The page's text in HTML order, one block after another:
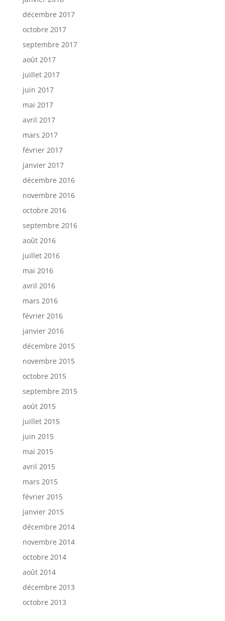
décembre 2017
octobre 2017
septembre 2017
août 2017
juillet 2017
juin 2017
mai 2017
avril 2017
mars 2017
février 2017
janvier 2017
décembre 2016
novembre 2016
octobre 2016
septembre 2016
août 2016
juillet 2016
mai 2016
avril 2016
mars 2016
février 2016
janvier 2016
décembre 2015
novembre 2015
octobre 2015
septembre 2015
août 2015
juillet 2015
juin 2015
mai 2015
avril 2015
mars 2015
février 2015
janvier 2015
décembre 2014
novembre 2014
octobre 2014
août 2014
décembre 2013
octobre 2013